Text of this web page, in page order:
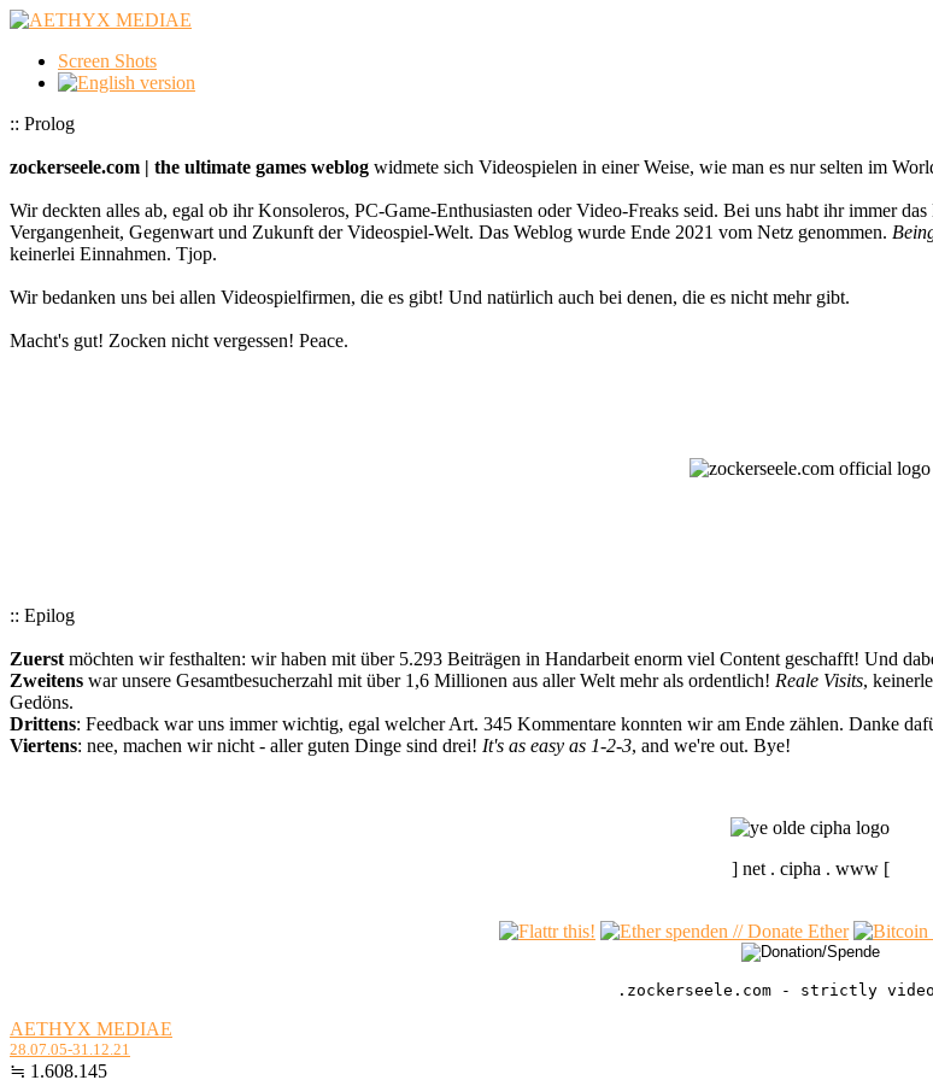
Screen Shots
:: Prolog
zockerseele.com | the ultimate games weblog widmete sich Videospielen in einer Weise, wie man es nur selten im
Wir deckten alles ab, egal ob ihr Konsoleros, PC-Game-Enthusiasten oder Video-Freaks seid. Bei uns habt ihr immer
Vergangenheit, Gegenwart und Zukunft der Videospiel-Welt. Das Weblog wurde Ende 2021 vom Netz genommen.
keinerlei Einnahmen. Tjop.
Wir bedanken uns bei allen Videospielfirmen, die es gibt! Und natürlich auch bei denen, die es nicht mehr gibt.
Macht's gut! Zocken nicht vergessen! Peace.
:: Epilog
Zuerst möchten wir festhalten: wir haben mit über 5.293 Beiträgen in Handarbeit enorm viel Content geschafft! Und
Zweitens war unsere Gesamtbesucherzahl mit über 1,6 Millionen aus aller Welt mehr als ordentlich! Reale Visits,
Gedöns.
Drittens: Feedback war uns immer wichtig, egal welcher Art. 345 Kommentare konnten wir am Ende zählen. Danke
Viertens: nee, machen wir nicht - aller guten Dinge sind drei! It's as easy as 1-2-3, and we're out. Bye!
] net . cipha . www [
.zockerseele.com - strictly video
AETHYX MEDIAE
28.07.05-31.12.21
≒ 1.608.145